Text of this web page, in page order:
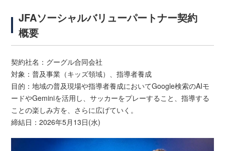
JFAソーシャルバリューパートナー契約
概要
契約社名：グーグル合同会社
対象：普及事業（キッズ領域）、指導者養成
目的：地域の普及現場や指導者養成においてGoogle検索のAIモ
ードやGeminiを活用し、サッカーをプレーすること、指導する
ことの楽しみ方を、さらに広げていく。
締結日：2026年5月13日(水)